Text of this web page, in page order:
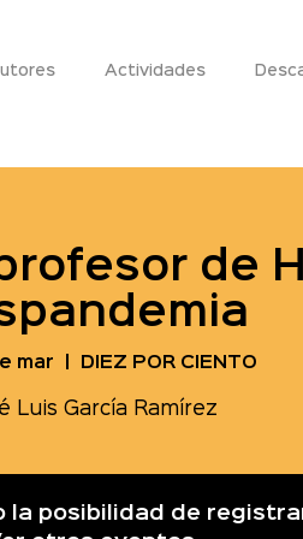
Actividades
de
mar DIEZ POR CIENTO
Luis García Ramírez
la posibilidad de